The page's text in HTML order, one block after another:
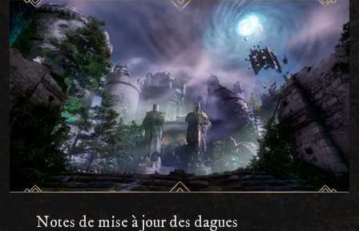
Notes de mise à jour des dagues